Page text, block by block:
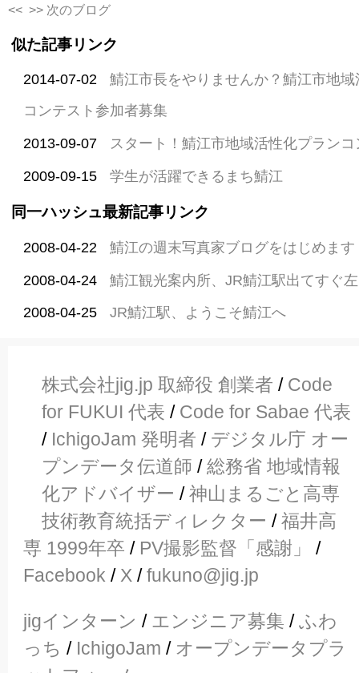
<< >> 次のブログ
似た記事リンク
2014-07-02
鯖江市長をやりませんか？鯖江市地
コンテスト参加者募集
2013-09-07 スタート！鯖江市地域活性化プラン
2009-09-15 学生が活躍できるまち鯖江
同一ハッシュ最新記事リンク
2008-04-22 鯖江の週末写真家ブログをはじめます
2008-04-24 鯖江観光案内所、JR鯖江駅出てすぐ左
2008-04-25 JR鯖江駅、ようこそ鯖江へ
株式会社jig.jp 取締役 創業者 / Code
for FUKUI 代表 / Code for Sabae 代表
/ IchigoJam 発明者 / デジタル庁 オー
プンデータ伝道師 /総務省 地域情報
化アドバイザー /神山まるごと高専
技術教育統括ディレクター /福井高
専 1999年卒 / PV撮影監督「感謝」
/
Facebook / X /fukuno@jig.jp
jigインターン / エンジニア募集 /ふわ
っち / IchigoJam / オープンデータプラ